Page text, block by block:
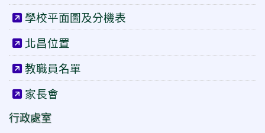
學校平面圖及分機表
北昌位置
教職員名單
家長會
行政處室